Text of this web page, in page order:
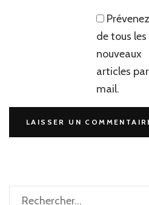
de tous les
nouveaux
articles
mail.
Rechercher :